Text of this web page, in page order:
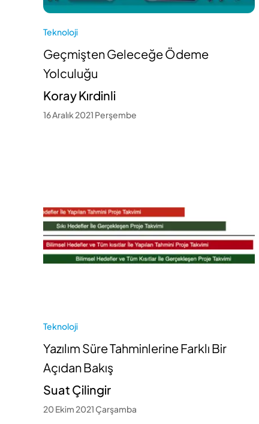
Teknoloji
Geçmişten Geleceğe Ödeme
Yolculuğu
Koray Kırdinli
16 Aralık 2021 Perşembe
Teknoloji
Yazılım Süre Tahminlerine Farklı Bir
Açıdan Bakış
Suat Çilingir
20 Ekim 2021 Çarşamba